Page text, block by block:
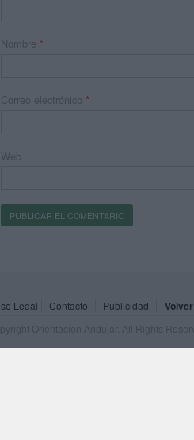
Nombre *
Correo electrónico *
Web
Legal Contacto Publicidad